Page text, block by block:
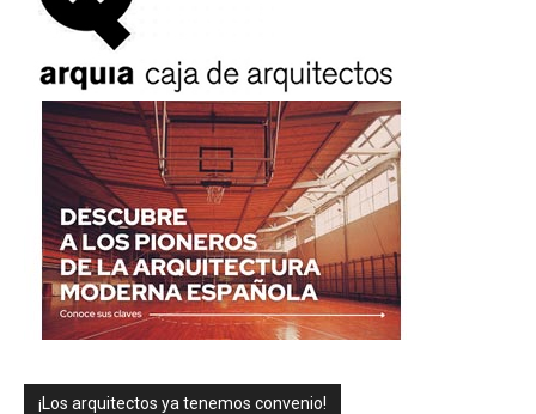
¡Los arquitectos ya tenemos convenio!